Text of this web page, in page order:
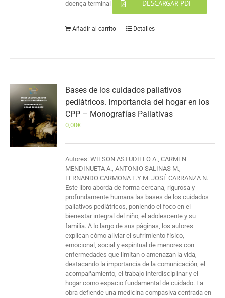
doença terminal DESCARGAR PDF
Añadir al carrito Detalles
Bases de los cuidados paliativos
pediátricos. Importancia del hogar en los
CPP – Monografías Paliativas
0,00€
Autores: WILSON ASTUDILLO A., CARMEN
MENDINUETA A., ANTONIO SALINAS M.,
FERNANDO CARMONA E.Y M. JOSÉ CARRANZA N.
Este libro aborda de forma cercana, rigurosa y
profundamente humana las bases de los cuidados
paliativos pediátricos, poniendo el foco en el
bienestar integral del niño, el adolescente y su
familia. A lo largo de sus páginas, los autores
explican cómo aliviar el sufrimiento físico,
emocional, social y espiritual de menores con
enfermedades que limitan o amenazan la vida,
destacando la importancia de la comunicación, el
acompañamiento, el trabajo interdisciplinar y el
hogar como espacio fundamental de cuidado. La
obra defiende una medicina compasiva centrada en